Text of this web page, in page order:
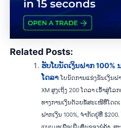
Related Posts:
ຮັບໂບນັດເງິນຝາກ 100%
ໂດລາ ໂບນັດການແຂ່ງຂັນເງິນຝ
XM ສູງເຖິງ 200 ໂດລາ ເຂົ້າສູ່ໂ
ທາງການເງິນດ້ວຍຂໍ້ສະເໜີທີ່ໂດດ
ຝາກເງິນ 100%, ຈຳກັດຢູ່ທີ່